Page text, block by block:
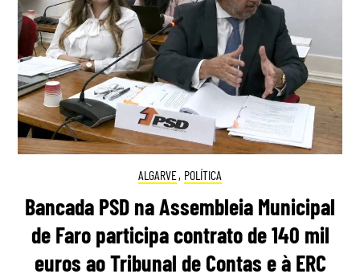
ALGARVE, POLÍTICA
Bancada PSD na Assembleia Municipal
de Faro participa contrato de 140 mil
euros ao Tribunal de Contas e à ERC